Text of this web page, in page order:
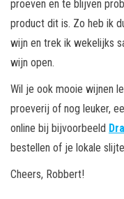
proeven en te blijven
product dit is. Zo heb ik
wijn en trek ik wekelijks
wijn open.
Wil je ook mooie wijnen
proeverij of nog leuker,
online bij bijvoorbeeld
bestellen of je lokale
Cheers, Robbert!